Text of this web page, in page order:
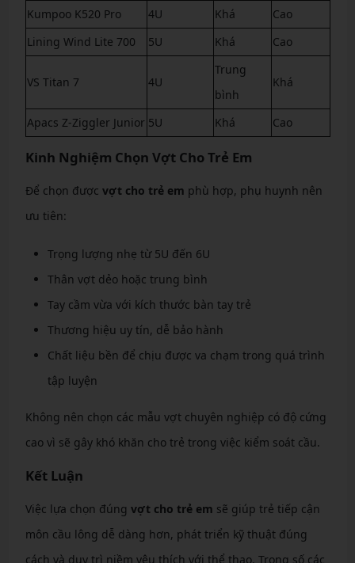
Kumpoo K520 Pro 4U Khá
Cao
Lining Wind Lite 700
5U Khá Cao
VS Titan 7 4U
Trung
bình
Khá
Apacs Z-Ziggler Junior 5U Khá Cao
Kinh Nghiệm Chọn Vợt Cho Trẻ Em
Để chọn được vợt cho trẻ em phù hợp, phụ huynh nên
ưu tiên:
Trọng lượng nhẹ từ 5U đến 6U
Thân vợt dẻo hoặc trung bình
Tay cầm vừa với kích thước bàn tay trẻ
Thương hiệu uy tín, dễ bảo hành
Chất liệu bền để chịu được va chạm trong quá trình
tập luyện
Không nên chọn các mẫu vợt chuyên nghiệp có độ cứng
cao vì sẽ gây khó khăn cho trẻ trong việc kiểm soát cầu.
Kết Luận
Việc lựa chọn đúng vợt cho trẻ em sẽ giúp trẻ tiếp cận
môn cầu lông dễ dàng hơn, phát triển kỹ thuật đúng
cách và duy trì niềm yêu thích với thể thao. Trong số các